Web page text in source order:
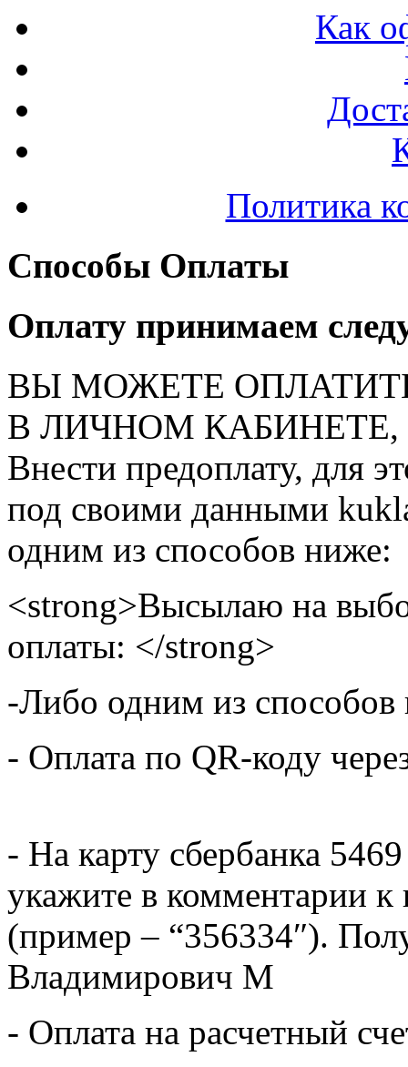
Как
Политика
Способы Оплаты
Оплату принимаем
ВЫ МОЖЕТЕ
В ЛИЧНОМ КАБИНЕТЕ,
Внести предоплату, для
под своими данными
одним из способов ниже:
<strong>Высылаю на
оплаты: </strong>
-Либо одним из
- Оплата по QR-коду
- На карту сбербанка
укажите в комментарии к
(пример – “356334″).
Владимирович М
- Оплата на расчетный